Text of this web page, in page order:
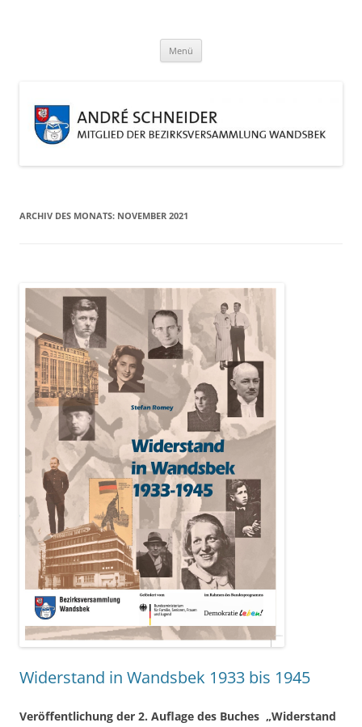
Menü
ARCHIV DES MONATS: NOVEMBER 2021
Widerstand in Wandsbek 1933 bis 1945
Veröffentlichung der 2. Auflage des Buches „Widerstand